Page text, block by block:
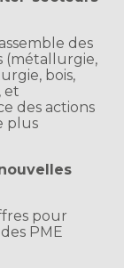
des
(métallurgie,
bois,
et
des actions
plus
pour
PME